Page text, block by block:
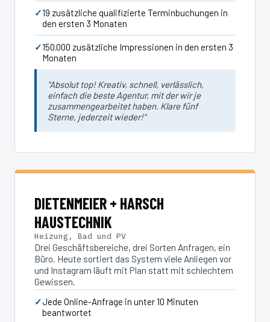
19 zusätzliche qualifizierte Terminbuchungen in
den ersten 3 Monaten
150.000 zusätzliche Impressionen in den ersten 3
Monaten
"Absolut top! Kreativ, schnell, verlässlich,
einfach die beste Agentur, mit der wir je
zusammengearbeitet haben. Klare fünf
Sterne, jederzeit wieder!"
DIETENMEIER + HARSCH
HAUSTECHNIK
Heizung, Bad und PV
Drei Geschäftsbereiche, drei Sorten Anfragen, ein
Büro. Heute sortiert das System viele Anliegen vor
und Instagram läuft mit Plan statt mit schlechtem
Gewissen.
Jede Online-Anfrage in unter 10 Minuten
beantwortet